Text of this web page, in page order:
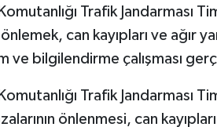
Trafik Jandarması
önlemek, can kayıpları ve ağır
ve bilgilendirme çalışması
Trafik Jandarması
önlenmesi, can